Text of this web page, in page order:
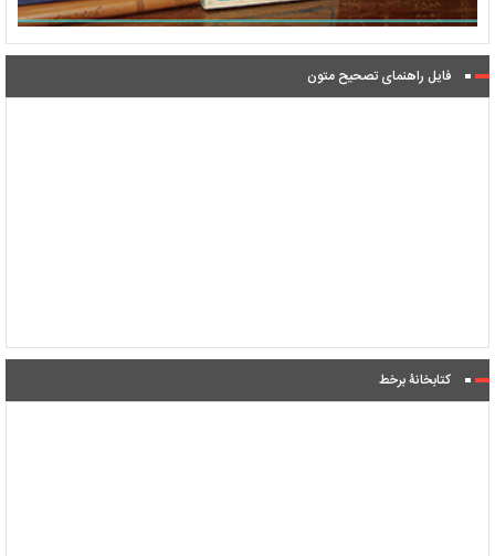
فایل راهنمای تصحیح متون
کتابخانۀ برخط